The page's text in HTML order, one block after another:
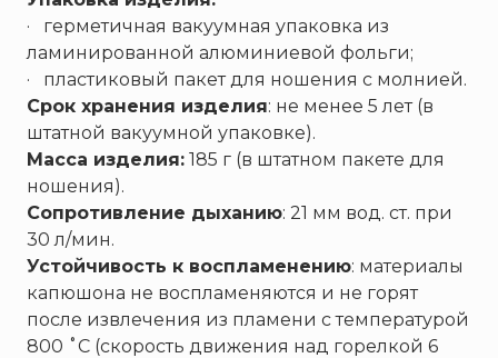
· герметичная вакуумная упаковка из
ламинированной алюминиевой фольги;
· пластиковый пакет для ношения с молнией.
Срок хранения изделия: не менее 5 лет (в
штатной вакуумной упаковке).
Масса изделия: 185 г (в штатном пакете для
ношения).
Сопротивление дыханию: 21 мм вод. ст. при
30 л/мин.
Устойчивость к воспламенению: материалы
капюшона не воспламеняются и не горят
после извлечения из пламени с температурой
800 ˚С (скорость движения над горелкой 6